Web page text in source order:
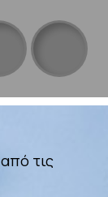
τις